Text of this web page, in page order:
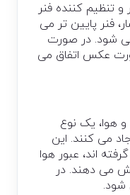
تنظیم کننده فنر
فنر پایین تر می
شود. در صورت
عکس اتفاق می
و هوا، یک نوع
می کنند. این
اند، عبور هوا
می دهند. در
شود.